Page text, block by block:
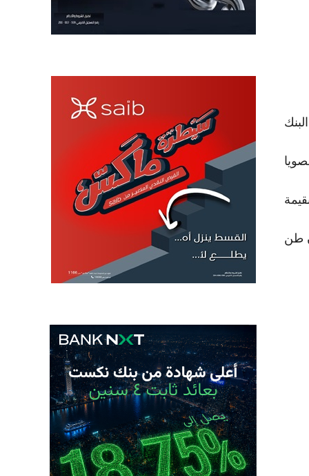
وفول الصويا
الصويا بقيمة
مايو 2023) 5.2 مليون طن منهم 3.9 مليون طن